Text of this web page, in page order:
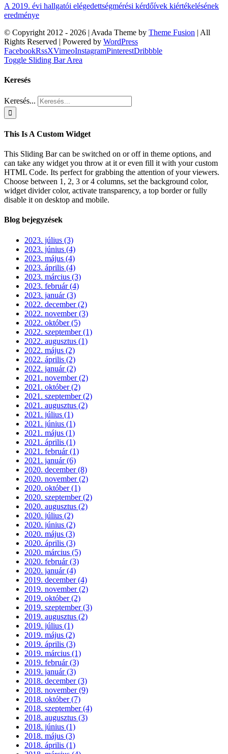
A 2019. évi hallgatói elégedettségmérési kérdőívek kiértékelésének
eredménye
© Copyright 2012 - 2026 | Avada Theme by Theme Fusion | All
Rights Reserved | Powered by WordPress
FacebookRssXVimeoInstagramPinterestDribbble
Toggle Sliding Bar Area
Keresés
Keresés...
This Is A Custom Widget
This Sliding Bar can be switched on or off in theme options, and
can take any widget you throw at it or even fill it with your custom
HTML Code. Its perfect for grabbing the attention of your viewers.
Choose between 1, 2, 3 or 4 columns, set the background color,
widget divider color, activate transparency, a top border or fully
disable it on desktop and mobile.
Blog bejegyzések
2023. július (3)
2023. június (4)
2023. május (4)
2023. április (4)
2023. március (3)
2023. február (4)
2023. január (3)
2022. december (2)
2022. november (3)
2022. október (5)
2022. szeptember (1)
2022. augusztus (1)
2022. május (2)
2022. április (2)
2022. január (2)
2021. november (2)
2021. október (2)
2021. szeptember (2)
2021. augusztus (2)
2021. július (1)
2021. június (1)
2021. május (1)
2021. április (1)
2021. február (1)
2021. január (6)
2020. december (8)
2020. november (2)
2020. október (1)
2020. szeptember (2)
2020. augusztus (2)
2020. július (2)
2020. június (2)
2020. május (3)
2020. április (3)
2020. március (5)
2020. február (3)
2020. január (4)
2019. december (4)
2019. november (2)
2019. október (2)
2019. szeptember (3)
2019. augusztus (2)
2019. július (1)
2019. május (2)
2019. április (3)
2019. március (1)
2019. február (3)
2019. január (3)
2018. december (3)
2018. november (9)
2018. október (7)
2018. szeptember (4)
2018. augusztus (3)
2018. június (1)
2018. május (3)
2018. április (1)